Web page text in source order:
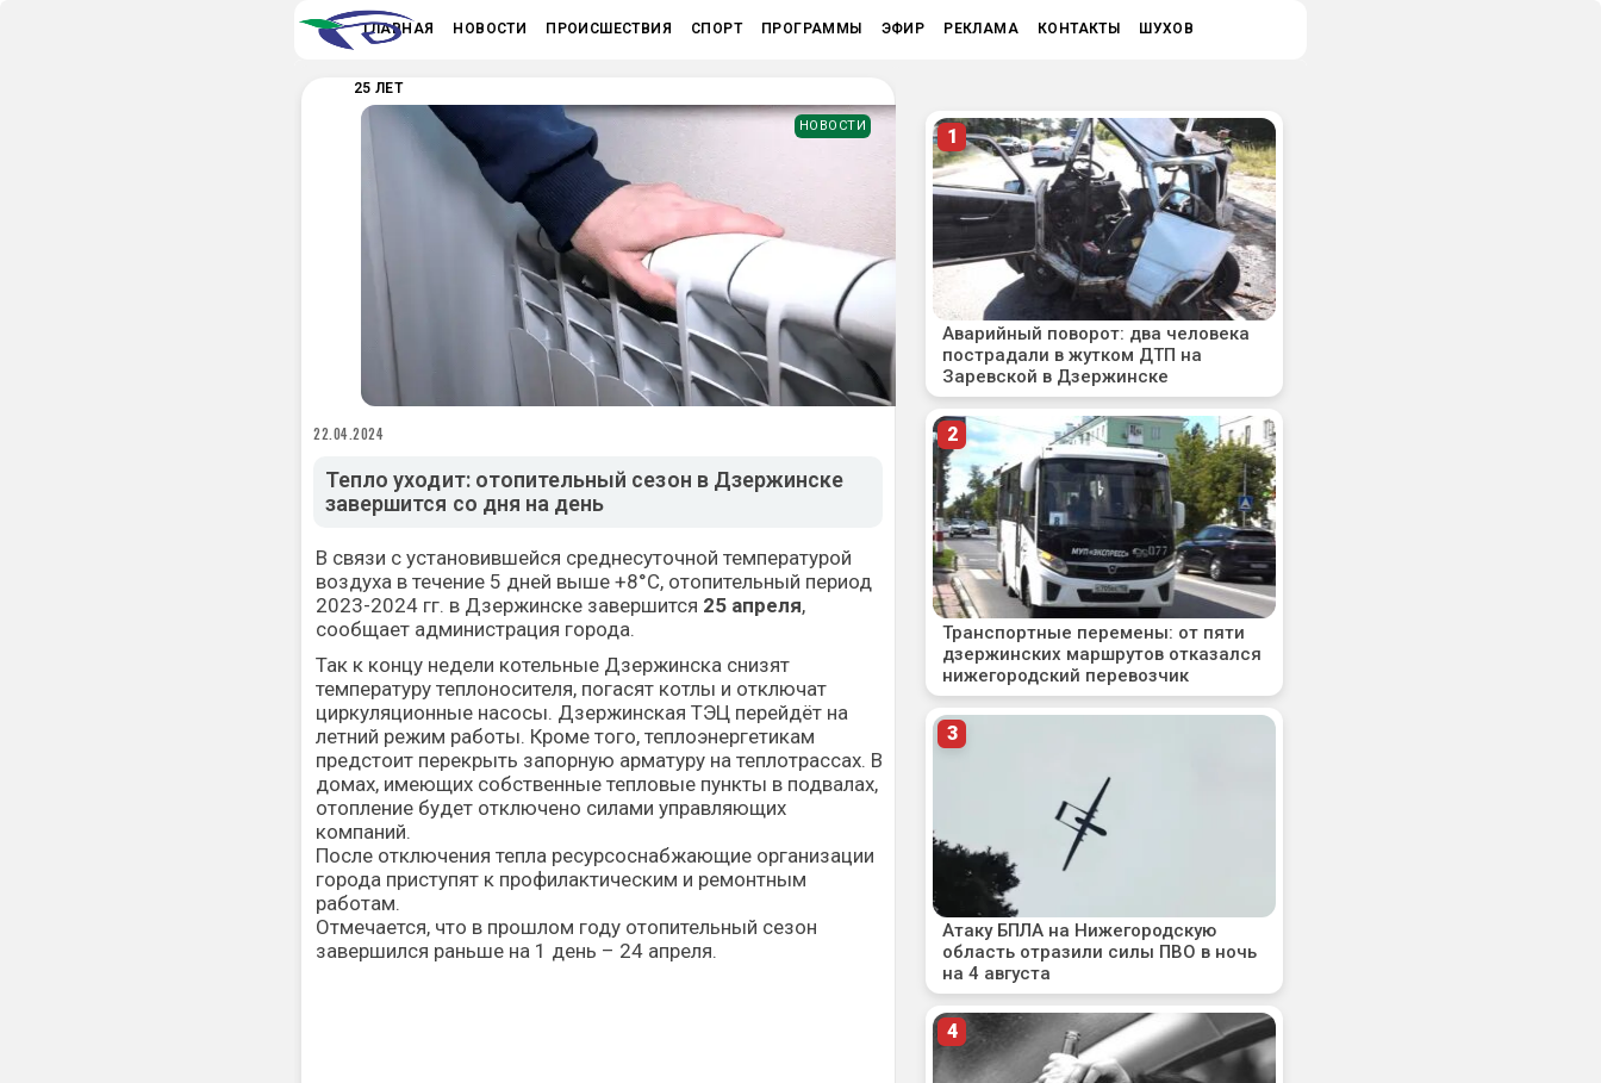
ГЛАВНАЯ НОВОСТИ ПРОИСШЕСТВИЯ СПОРТ ПРОГРАММЫ ЭФИР РЕКЛАМА КОНТАКТЫ ШУХОВ
25 ЛЕТ
НОВОСТИ
22.04.2024
Тепло уходит: отопительный сезон в Дзержинске
завершится со дня на день
В связи с установившейся среднесуточной температурой
воздуха в течение 5 дней выше +8°С, отопительный период
2023-2024 гг. в Дзержинске завершится 25 апреля,
сообщает администрация города.
Так к концу недели котельные Дзержинска снизят
температуру теплоносителя, погасят котлы и отключат
циркуляционные насосы. Дзержинская ТЭЦ перейдёт на
летний режим работы. Кроме того, теплоэнергетикам
предстоит перекрыть запорную арматуру на теплотрассах. В
домах, имеющих собственные тепловые пункты в подвалах,
отопление будет отключено силами управляющих
компаний.
После отключения тепла ресурсоснабжающие организации
города приступят к профилактическим и ремонтным
работам.
Отмечается, что в прошлом году отопительный сезон
завершился раньше на 1 день – 24 апреля.